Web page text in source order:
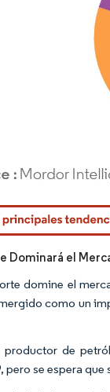
atribución según CC
Dominará el
domine el
como un
de
se espera